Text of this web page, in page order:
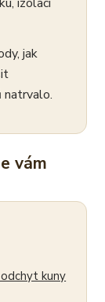
jak
natrvalo.
vám
kuny